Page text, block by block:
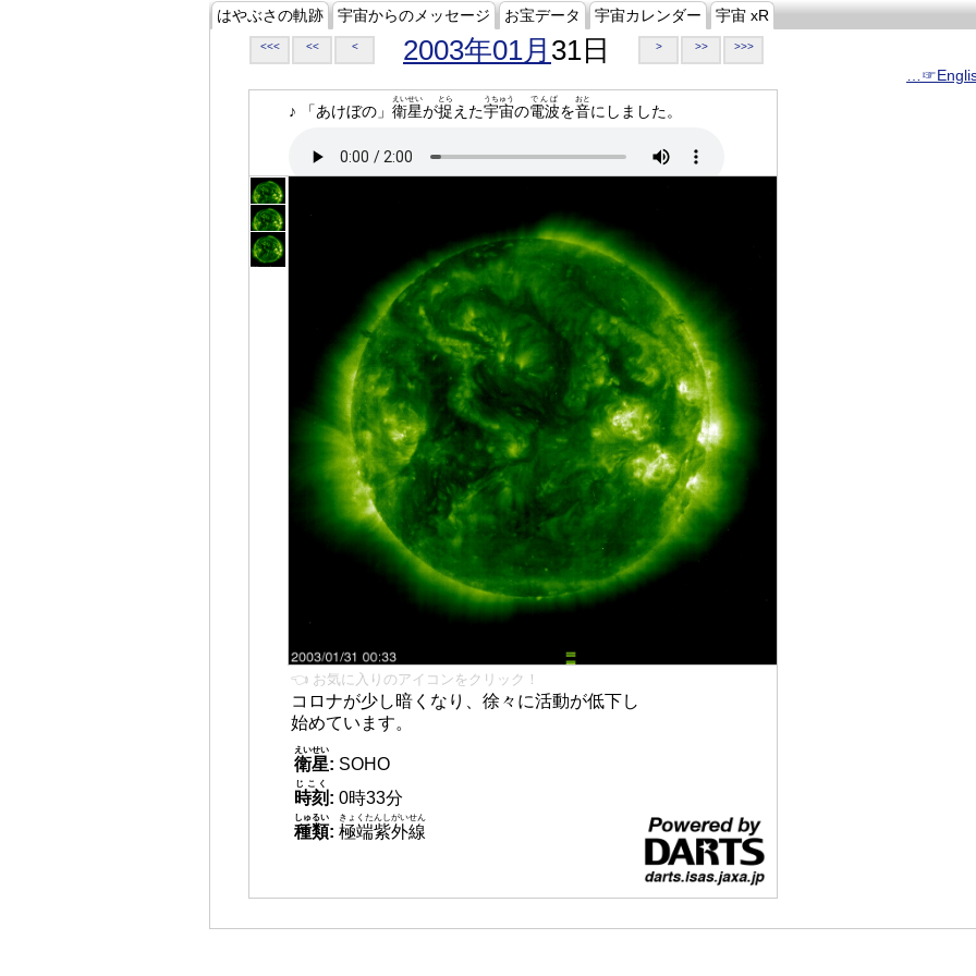
はやぶさの軌跡 宇宙からのメッセージ お宝データ 宇宙カレンダー 宇宙 xR
<<< << < 2003年01月 31日 > >> >>>
♪ 「あけぼの」 衛星
えいせい
が捉
とら
えた宇宙
うちゅう
の電波
でんぱ
を音
おと
にしました。
👈 お気に入りのアイコンをクリック！
コロナが少し暗くなり、徐々に活動が低下し
始めています。
衛星
えいせい
: SOHO
時刻
じこく
: 0時33分
種類
しゅるい
: 極端紫外線
きょくたんしがいせん